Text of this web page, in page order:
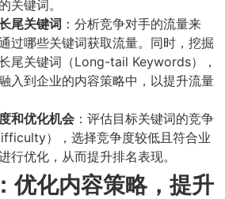
关键词。
尾关键词 ：分析竞争对手的流量来
过哪些关键词获取流量。同时，挖掘
尾关键词（Long-tail Keywords），
入到企业的内容策略中，以提升流量
和优化机会 ：评估目标关键词的竞争
），选择竞争度较低且符合业
行优化，从而提升排名表现。
优化内容策略，提升